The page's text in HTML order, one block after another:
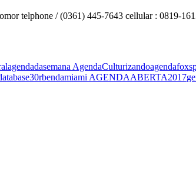
telphone / (0361) 445-7643 cellular : 0819-
agendadasemana AgendaCulturizando
endamiami AGENDAABERTA2017